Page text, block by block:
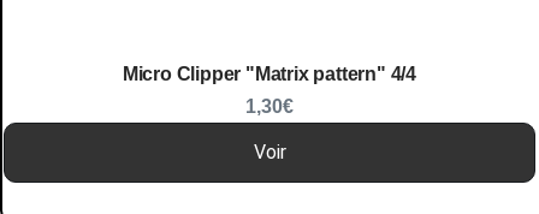
Micro Clipper "Matrix pattern" 4/4
1,30€
Voir